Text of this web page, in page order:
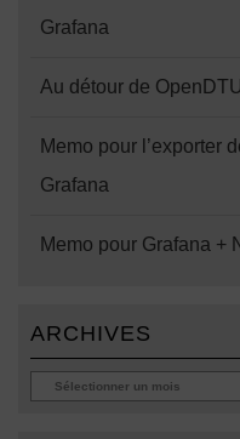
Grafana
Au détour de
Memo pour l’exporter
Grafana
Memo pour Grafana +
ARCHIVES